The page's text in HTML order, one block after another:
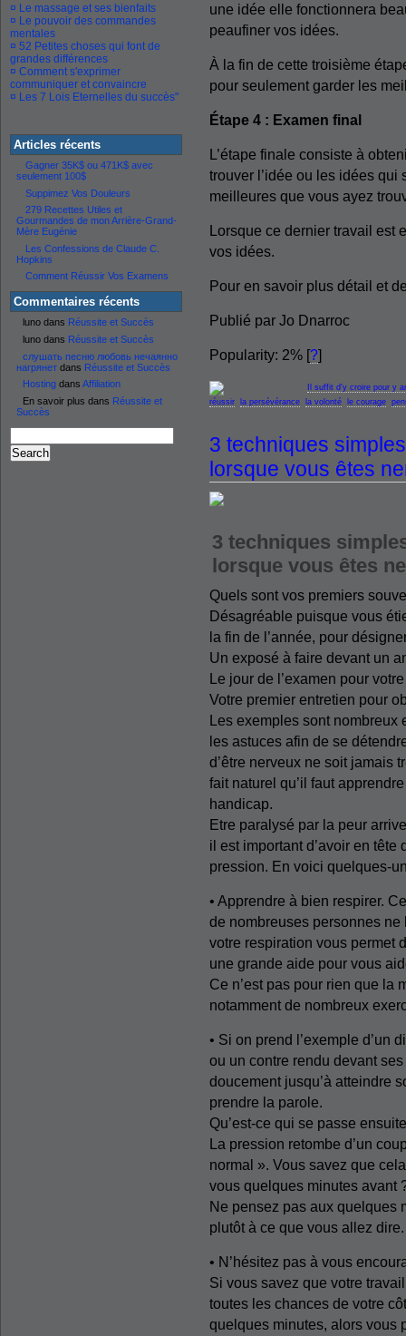
¤ Le massage et ses bienfaits
¤ Le pouvoir des commandes
mentales
¤ 52 Petites choses qui font de
grandes différences
¤ Comment s'exprimer
communiquer et convaincre
¤ Les 7 Lois Eternelles du succès"
Articles récents
Gagner 35K$ ou 471K$ avec
seulement 100$
Suppimez Vos Douleurs
279 Recettes Utiles et
Gourmandes de mon Arrière-Grand-
Mère Eugénie
Les Confessions de Claude C.
Hopkins
Comment Réussir Vos Examens
Commentaires récents
luno dans Réussite et Succès
luno dans Réussite et Succès
слушать песню любовь нечаянно
нагрянет dans Réussite et Succès
Hosting dans Affiliation
En savoir plus dans Réussite et
Succès
une idée elle fonctionnera
peaufiner vos idées.
À la fin de cette troisième
pour seulement garder les
Étape 4 : Examen final
L’étape finale consiste à
trouver l’idée ou les idées qui
meilleures que vous ayez
Lorsque ce dernier travail est
vos idées.
Pour en savoir plus détail et
Publié par Jo Dnarroc
Popularity: 2% [?]
Il suffit d'y croire pour y
réussir
la persévérance la volonté le courage
3 techniques
lorsque vous êtes
3 techniques
lorsque vous êtes
Quels sont vos premiers
Désagréable puisque vous
la fin de l’année, pour
Un exposé à faire devant un
Le jour de l’examen pour
Votre premier entretien pour
Les exemples sont nombreux
les astuces afin de se
d’être nerveux ne soit jamais
fait naturel qu’il faut
handicap.
Etre paralysé par la peur
il est important d’avoir en
pression. En voici quelques-
• Apprendre à bien respirer.
de nombreuses personnes
votre respiration vous permet
une grande aide pour vous
Ce n’est pas pour rien que la
notamment de nombreux
• Si on prend l’exemple d’un
ou un contre rendu devant
doucement jusqu’à atteindre
prendre la parole.
Qu’est-ce qui se passe
La pression retombe d’un
normal ». Vous savez que
vous quelques minutes avant
Ne pensez pas aux quelques
plutôt à ce que vous allez dire.
• N’hésitez pas à vous
Si vous savez que votre
toutes les chances de votre
quelques minutes, alors vous